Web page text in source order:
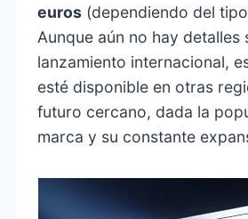
euros (dependiendo del
Aunque aún no hay detalles
lanzamiento internacional,
esté disponible en otras
futuro cercano, dada la
marca y su constante